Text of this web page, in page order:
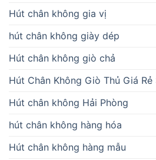
Hút chân không gia vị
hút chân không giày dép
Hút chân không giò chả
Hút Chân Không Giò Thủ Giá Rẻ
Hút chân không Hải Phòng
hút chân không hàng hóa
Hút chân không hàng mẫu